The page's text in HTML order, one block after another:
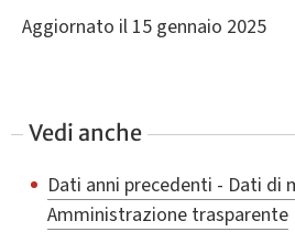
Aggiornato il 15 gennaio 2025
Vedi anche
Dati anni precedenti - Dati di
Amministrazione trasparente